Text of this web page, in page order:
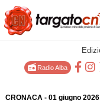
Radio Alba
CRONACA- 01 giugno 2026